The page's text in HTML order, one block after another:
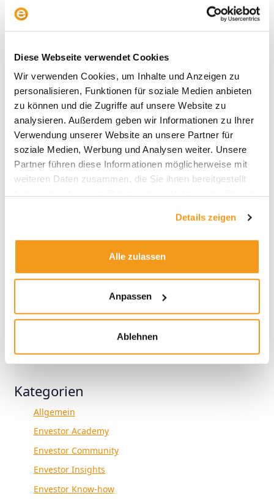
Diese Webseite verwendet Cookies
Wir verwenden Cookies, um Inhalte und Anzeigen zu
personalisieren, Funktionen für soziale Medien anbieten
zu können und die Zugriffe auf unsere Website zu
analysieren. Außerdem geben wir Informationen zu Ihrer
Verwendung unserer Website an unsere Partner für
soziale Medien, Werbung und Analysen weiter. Unsere
Partner führen diese Informationen möglicherweise mit
weiteren Daten zusammen, die Sie ihnen bereitgestellt
Details zeigen
Alle zulassen
Anpassen
Ablehnen
Archive
2026
Kategorien
Allgemein
Envestor Academy
Envestor Community
Envestor Insights
Envestor Know-how